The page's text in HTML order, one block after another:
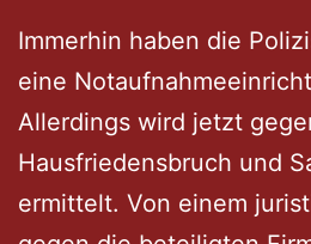
Immerhin haben die
eine
Allerdings wird jetzt
Hausfriedensbruch und
ermittelt. Von einem